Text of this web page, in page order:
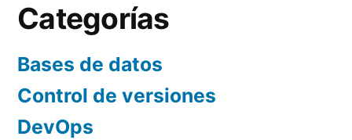
Categorías
Bases de datos
Control de versiones
DevOps